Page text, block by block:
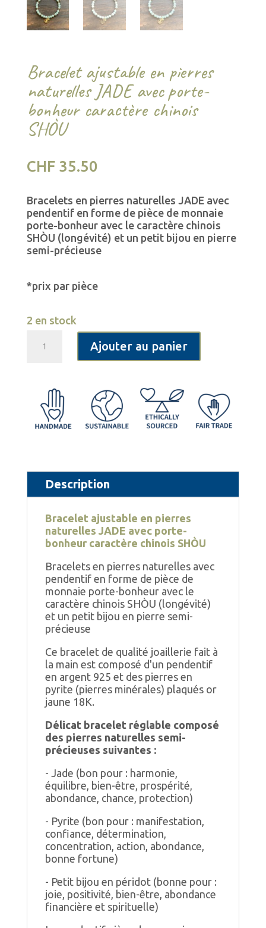
Bracelet ajustable en pierres
naturelles JADE avec porte-
bonheur caractère chinois
SHÒU
CHF35.50
Bracelets en pierres naturelles JADE avec
pendentif en forme de pièce de monnaie
porte-bonheur avec le caractère chinois
SHÒU (longévité) et un petit bijou en pierre
semi-précieuse
*prix par pièce
2 en stock
ajustable
en
JADE
avec
porte-
bonheur
caractère
chinois
SHÒU
Ajouter au panier
l
e
r
i
e
:
Description
Bracelet ajustable en pierres
naturelles JADE avec porte-
bonheur caractère chinois SHÒU
Bracelets en pierres naturelles avec
pendentif en forme de pièce de
monnaie porte-bonheur avec le
caractère chinois SHÒU (longévité)
et un petit bijou en pierre semi-
précieuse
Ce bracelet de qualité joaillerie fait à
la main est composé d'un pendentif
en argent 925 et des pierres en
pyrite (pierres minérales) plaqués or
jaune 18K.
Délicat bracelet réglable composé
des pierres naturelles semi-
précieuses suivantes :
- Jade (bon pour : harmonie,
équilibre, bien-être, prospérité,
abondance, chance, protection)
- Pyrite (bon pour : manifestation,
confiance, détermination,
concentration, action, abondance,
bonne fortune)
- Petit bijou en péridot (bonne pour :
joie, positivité, bien-être, abondance
financière et spirituelle)